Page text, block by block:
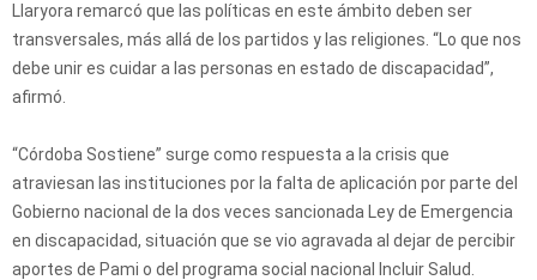
Llaryora remarcó que las políticas en este ámbito deben ser
transversales, más allá de los partidos y las religiones. “Lo que nos
debe unir es cuidar a las personas en estado de discapacidad”,
afirmó.
“Córdoba Sostiene” surge como respuesta a la crisis que
atraviesan las instituciones por la falta de aplicación por parte del
Gobierno nacional de la dos veces sancionada Ley de Emergencia
en discapacidad, situación que se vio agravada al dejar de percibir
aportes de Pami o del programa social nacional Incluir Salud.